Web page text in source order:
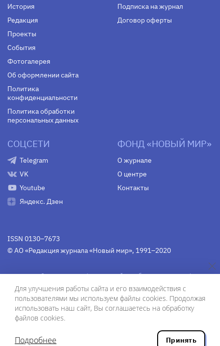
История
Редакция
Проекты
События
Фотогалерея
Об оформлении сайта
Политика
конфиденциальности
Политика обработки
персональных данных
Подписка на журнал
Договор оферты
СОЦСЕТИ
Telegram
VK
Youtube
Яндекс. Дзен
ФОНД «НОВЫЙ МИР»
О журнале
О центре
Контакты
ISSN 0130–7673
© АО «Редакция журнала «Новый мир», 1991–2020
Свидетельство Федеральной службы по надзору в сфере
коммуникаций средства массовой информации
(Роскомнадзор)ПИ № Фс 77-75754 от 13 июня 2019 г.
Разработка сайта — ООО «Инфодизайн»
Для улучшения работы сайта и его взаимодействия с
пользователями мы используем файлы cookies. Продолжая
использовать наш сайт, Вы соглашаетесь на обработку
файлов cookies.
Подробнее Принять